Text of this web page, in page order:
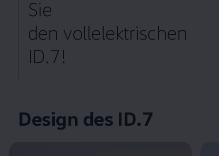
Sie
den vollelektrischen
ID.7!
Enable fullscreen mode
Design des ID.7